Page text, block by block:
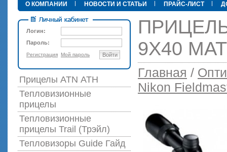
О КОМПАНИИ НОВОСТИ И СТАТЬИ ПРАЙС-ЛИСТ
Логин:
Пароль:
Регистрация Мой пароль Войти
Прицелы ATN АТН
Тепловизионные
прицелы
Тепловизионные
прицелы Trail (Трэйл)
Тепловизоры Guide Гайд
ПРИЦЕЛЫ
9X40
Главная /
Nikon